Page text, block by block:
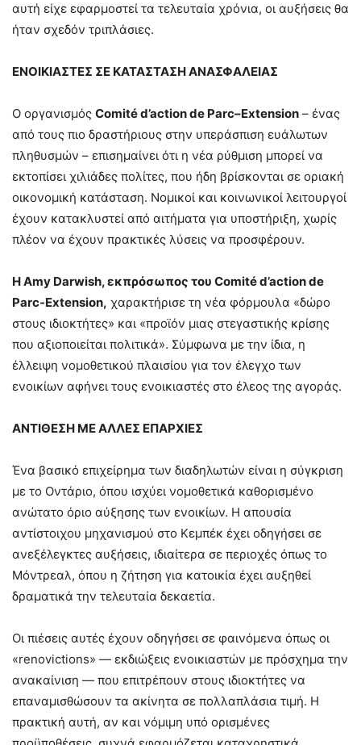
αυτή είχε εφαρμοστεί τα τελευταία χρόνια, οι αυξήσεις θα
ήταν σχεδόν τριπλάσιες.
ΕΝΟΙΚΙΑΣΤΕΣ ΣΕ ΚΑΤΑΣΤΑΣΗ ΑΝΑΣΦΑΛΕΙΑΣ
Ο οργανισμός Comitéd’actionde Parc–Extension – ένας
από τους πιο δραστήριους στην υπεράσπιση ευάλωτων
πληθυσμών – επισημαίνει ότι η νέα ρύθμιση μπορεί να
εκτοπίσει χιλιάδες πολίτες, που ήδη βρίσκονται σε οριακή
οικονομική κατάσταση. Νομικοί και κοινωνικοί λειτουργοί
έχουν κατακλυστεί από αιτήματα για υποστήριξη, χωρίς
πλέον να έχουν πρακτικές λύσεις να προσφέρουν.
Η Amy Darwish, εκπρόσωπος του Comité d’action de
Parc-Extension, χαρακτήρισε τη νέα φόρμουλα «δώρο
στους ιδιοκτήτες» και «προϊόν μιας στεγαστικής κρίσης
που αξιοποιείται πολιτικά». Σύμφωνα με την ίδια, η
έλλειψη νομοθετικού πλαισίου για τον έλεγχο των
ενοικίων αφήνει τους ενοικιαστές στο έλεος της αγοράς.
ΑΝΤΙΘΕΣΗ ΜΕ ΑΛΛΕΣ ΕΠΑΡΧΙΕΣ
Ένα βασικό επιχείρημα των διαδηλωτών είναι η σύγκριση
με το Οντάριο, όπου ισχύει νομοθετικά καθορισμένο
ανώτατο όριο αύξησης των ενοικίων. Η απουσία
αντίστοιχου μηχανισμού στο Κεμπέκ έχει οδηγήσει σε
ανεξέλεγκτες αυξήσεις, ιδιαίτερα σε περιοχές όπως το
Μόντρεαλ, όπου η ζήτηση για κατοικία έχει αυξηθεί
δραματικά την τελευταία δεκαετία.
Οι πιέσεις αυτές έχουν οδηγήσει σε φαινόμενα όπως οι
«renovictions» — εκδιώξεις ενοικιαστών με πρόσχημα την
ανακαίνιση — που επιτρέπουν στους ιδιοκτήτες να
επαναμισθώσουν τα ακίνητα σε πολλαπλάσια τιμή. Η
πρακτική αυτή, αν και νόμιμη υπό ορισμένες